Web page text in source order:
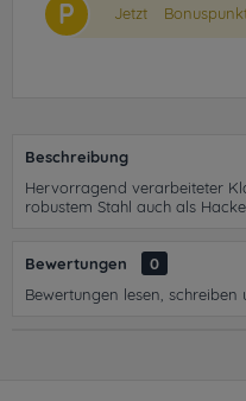
P Jetzt
Beschreibung
Hervorragend verarbeiteter
robustem Stahl auch als Hacke...
Bewertungen
0
Bewertungen lesen, schreiben